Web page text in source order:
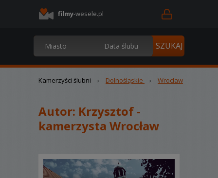
filmy-wesele.pl
Kamerzyści ślubni › Dolnośląskie › Wrocław
Autor: Krzysztof -
kamerzysta Wrocław